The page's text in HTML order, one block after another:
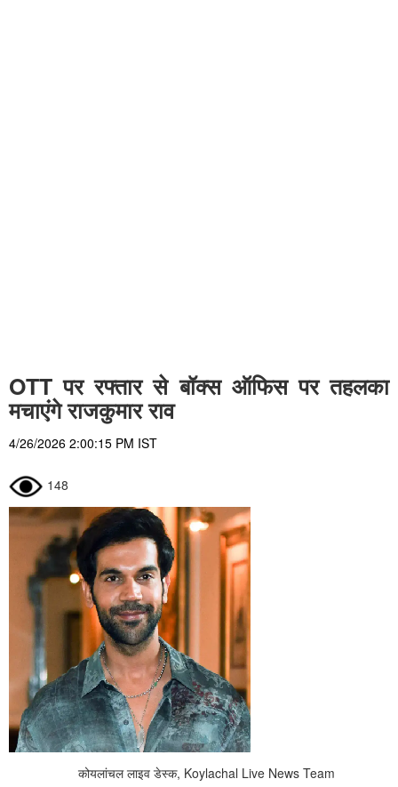
OTT पर रफ्तार से बॉक्स ऑफिस पर तहलका
मचाएंगे राजकुमार राव
4/26/2026 2:00:15 PM IST
148
कोयलांचल लाइव डेस्क, Koylachal Live News Team